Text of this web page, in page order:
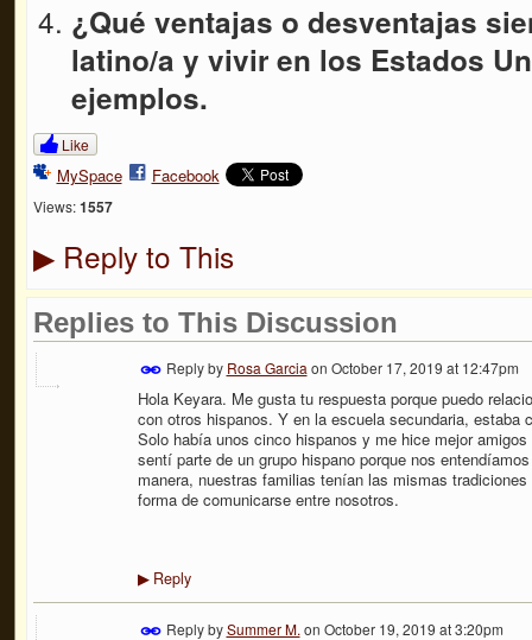
¿Qué ventajas o desventajas
latino/a y vivir en los Estados
ejemplos.
Like
MySpace Facebook
Views: 1557
▶Reply to This
Replies to This Discussion
Reply by Rosa Garcia on October 17, 2019 at 12:47pm
Hola Keyara. Me gusta tu respuesta porque puedo
con otros hispanos. Y en la escuela secundaria, estaba
Solo había unos cinco hispanos y me hice mejor
sentí parte de un grupo hispano porque nos
manera, nuestras familias tenían las mismas
forma de comunicarse entre nosotros.
▶Reply
Reply bySummer M. on October 19, 2019 at 3:20pm